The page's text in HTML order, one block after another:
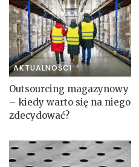
AKTUALNOŚCI
Outsourcing magazynowy
– kiedy warto się na niego
zdecydować?